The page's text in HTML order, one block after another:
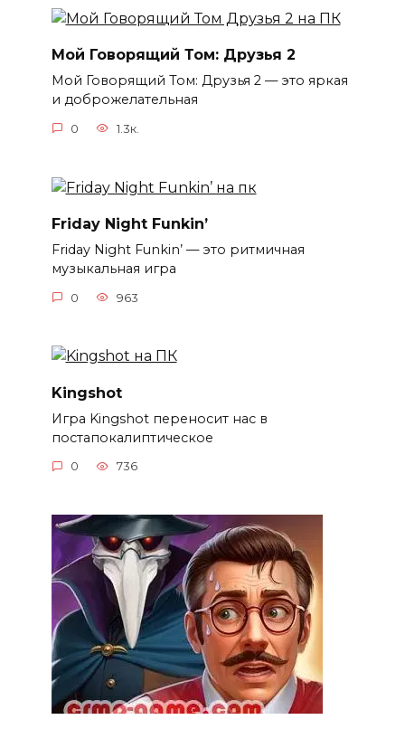
Мой Говорящий Том: Друзья 2
Мой Говорящий Том: Друзья 2 — это яркая
и доброжелательная
0 1.3к.
Friday Night Funkin’
Friday Night Funkin’ — это ритмичная
музыкальная игра
0 963
Kingshot
Игра Kingshot переносит нас в
постапокалиптическое
0 736